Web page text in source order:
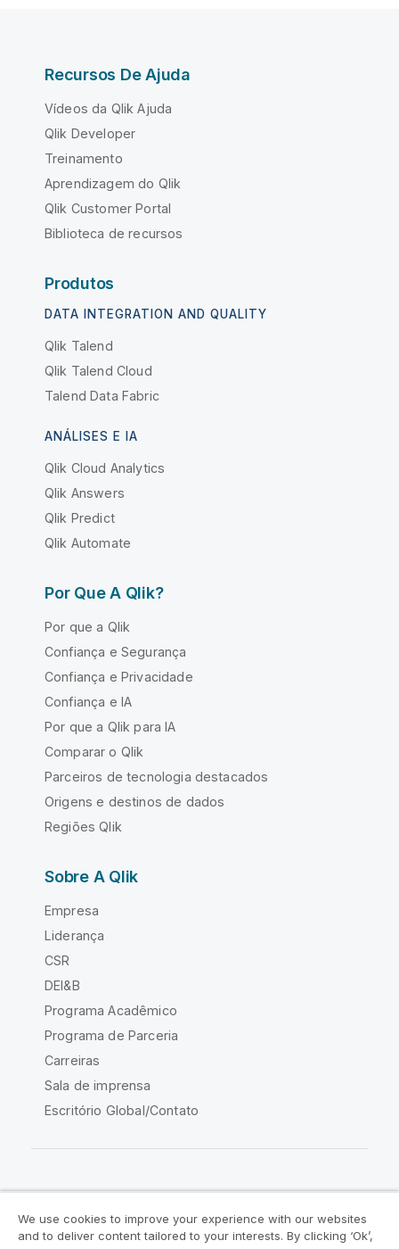
Recursos De Ajuda
Vídeos da Qlik Ajuda
Qlik Developer
Treinamento
Aprendizagem do Qlik
Qlik Customer Portal
Biblioteca de recursos
Produtos
DATA INTEGRATION AND QUALITY
Qlik Talend
Qlik Talend Cloud
Talend Data Fabric
ANÁLISES E IA
Qlik Cloud Analytics
Qlik Answers
Qlik Predict
Qlik Automate
Por Que A Qlik?
Por que a Qlik
Confiança e Segurança
Confiança e Privacidade
Confiança e IA
Por que a Qlik para IA
Comparar o Qlik
Parceiros de tecnologia destacados
Origens e destinos de dados
Regiões Qlik
Sobre A Qlik
Empresa
Liderança
CSR
DEI&B
Programa Acadêmico
Programa de Parceria
Carreiras
Sala de imprensa
Escritório Global/Contato
We use cookies to improve your experience with our websites
and to deliver content tailored to your interests. By clicking ‘Ok’,